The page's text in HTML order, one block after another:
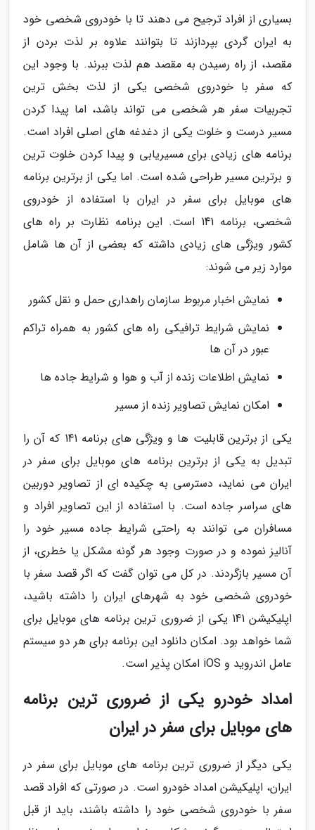
بسیاری از افراد ترجیح می دهند تا با خودروی شخصی خود
به ایران گردی بپردازند تا بتوانند علاوه بر لذت بردن از
مقصد، از راه رسیدن به مقصد هم لذت ببرند. با وجود این
که سفر با خودروی شخصی یکی از لذت بخش ترین
تجربیات سفر هر شخصی می تواند باشد، اما پیدا کردن
مسیر درست و خلوت یکی از دغدغه های اصلی افراد است.
برنامه های زیادی برای مسیریابی و پیدا کردن خلوت ترین
و برترین مسیر طراحی شده است. اما یکی از برترین برنامه
های موبایل برای سفر در ایران با استفاده از خودروی
شخصی، برنامه 141 است. این برنامه نظارت بر راه های
کشور ویژگی های زیادی داشته که بعضی از آن ها شامل
موارد زیر می شوند:
نمایش اخبار مربوط سازمان راهداری حمل و نقل کشور
نمایش شرایط ترافیکی راه های کشور به همراه تراکم
عبور در آن ها
نمایش اطلاعات زنده از آب و هوا و شرایط جاده ها
امکان نمایش تصاویر زنده از مسیر
یکی از برترین قابلیت ها و ویژگی های برنامه 141 که آن را
تبدیل به یکی از برترین برنامه های موبایل برای سفر در
ایران می نماید، دسترسی به چکیده ای از تصاویر دوربین
های سراسر جاده است. با استفاده از این تصاویر افراد و
مسافران می توانند به راحتی شرایط جاده مسیر خود را
آنالیز نموده و در صورت وجود هر گونه مشکل یا خطری، از
آن مسیر بازگردند. در کل می توان گفت که اگر قصد سفر با
خودروی شخصی خود به شهرهای ایران را داشته باشید،
اپلیکیشن 141 یکی از ضروری ترین برنامه های موبایل برای
شما خواهد بود. امکان دانلود این برنامه برای هر دو سیستم
عامل اندروید و iOS امکان پذیر است.
امداد خودرو یکی از ضروری ترین برنامه
های موبایل برای سفر در ایران
یکی دیگر از ضروری ترین برنامه های موبایل برای سفر در
ایران، اپلیکیشن امداد خودرو است. در صورتی که افراد قصد
سفر با خودروی شخصی خود را داشته باشند، باید از قبل